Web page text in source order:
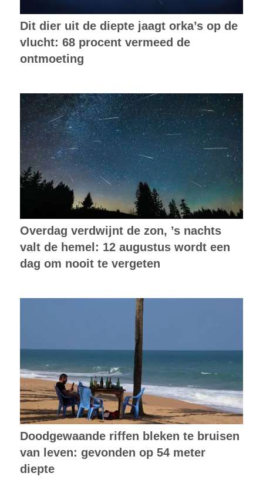
Dit dier uit de diepte jaagt orka’s op de
vlucht: 68 procent vermeed de
ontmoeting
Overdag verdwijnt de zon, ’s nachts
valt de hemel: 12 augustus wordt een
dag om nooit te vergeten
Doodgewaande riffen bleken te bruisen
van leven: gevonden op 54 meter
diepte